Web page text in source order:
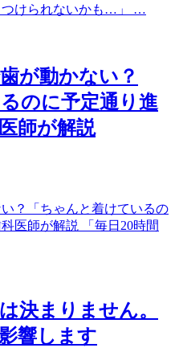
つけられないかも…」 …
が動かない？
のに予定通り進
師が解説
？「ちゃんと着けているの
医師が解説 「毎日20時間
決まりません。
響します